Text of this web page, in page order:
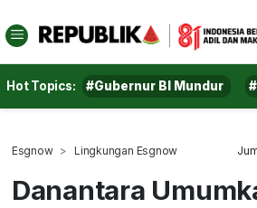
Hot Topics: #Gubernur BI Mundur
Esgnow Lingkungan Esgnow
Danantara